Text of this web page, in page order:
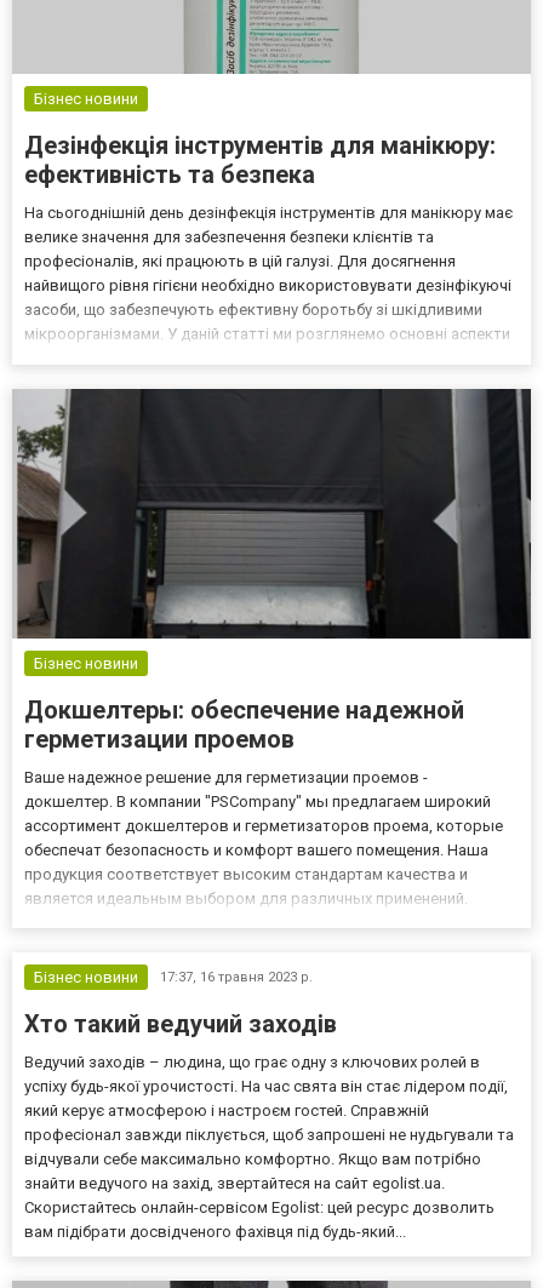
Бізнес новини
Дезінфекція інструментів для манікюру:
ефективність та безпека
На сьогоднішній день дезінфекція інструментів для манікюру має
велике значення для забезпечення безпеки клієнтів та
професіоналів, які працюють в цій галузі. Для досягнення
найвищого рівня гігієни необхідно використовувати дезінфікуючі
засоби, що забезпечують ефективну боротьбу зі шкідливими
мікроорганізмами. У даній статті ми розглянемо основні аспекти
Бізнес новини
Докшелтеры: обеспечение надежной
герметизации проемов
Ваше надежное решение для герметизации проемов -
докшелтер. В компании "PSCompany" мы предлагаем широкий
ассортимент докшелтеров и герметизаторов проема, которые
обеспечат безопасность и комфорт вашего помещения. Наша
продукция соответствует высоким стандартам качества и
является идеальным выбором для различных применений.
выбрать идеальное реш...
Бізнес новини 17:37, 16 травня 2023 р.
Хто такий ведучий заходів
Ведучий заходів – людина, що грає одну з ключових ролей в
успіху будь-якої урочистості. На час свята він стає лідером події,
який керує атмосферою і настроєм гостей. Справжній
професіонал завжди піклується, щоб запрошені не нудьгували та
відчували себе максимально комфортно. Якщо вам потрібно
знайти ведучого на захід, звертайтеся на сайт egolist.ua.
Скористайтесь онлайн-сервісом Egolist: цей ресурс дозволить
вам підібрати досвідченого фахівця під будь-який...